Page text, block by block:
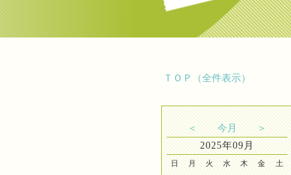
ＴＯＰ（全件表示）
＜ 今月
＞
2025年09月
日 月 火 水 木 金
土